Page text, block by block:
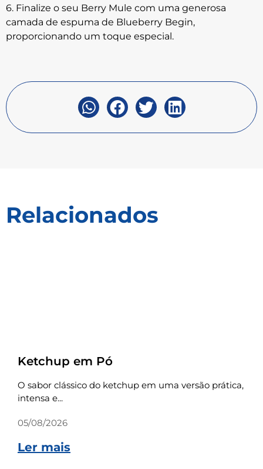
6. Finalize o seu Berry Mule com uma generosa
camada de espuma de Blueberry Begin,
proporcionando um toque especial.
Relacionados
Ketchup em Pó
O sabor clássico do ketchup em uma versão prática,
intensa e...
05/08/2026
Ler mais